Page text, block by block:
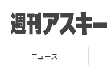
ニュース